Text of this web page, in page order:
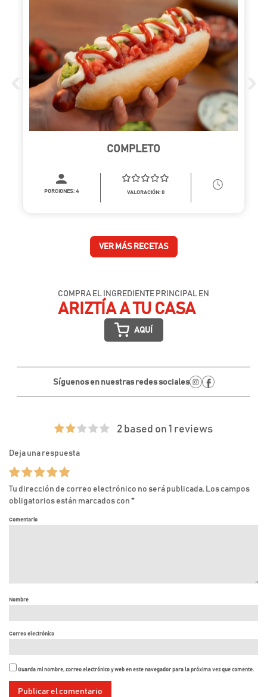
COMPLETO
PORCIONES: 4 VALORACIÓN: 0
VER MÁS RECETAS
COMPRA EL INGREDIENTE PRINCIPAL EN
ARIZTÍA A TU CASA
AQUÍ
Síguenos en nuestras redes sociales
2 based on 1 reviews
Deja una respuesta
Tu dirección de correo electrónico no será publicada. Los campos
obligatorios están marcados con *
Comentario
Nombre
Correo electrónico
Guarda mi nombre, correo electrónico y web en este navegador para la próxima vez que comente.